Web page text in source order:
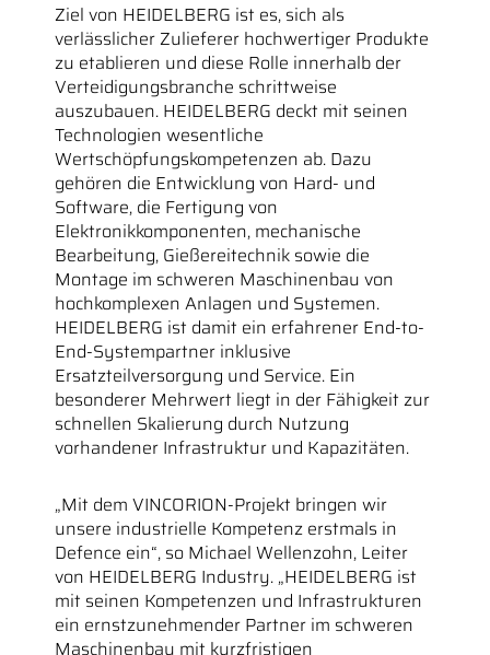
Ziel von HEIDELBERG ist es, sich als
verlässlicher Zulieferer hochwertiger Produkte
zu etablieren und diese Rolle innerhalb der
Verteidigungsbranche schrittweise
auszubauen. HEIDELBERG deckt mit seinen
Technologien wesentliche
Wertschöpfungskompetenzen ab. Dazu
gehören die Entwicklung von Hard- und
Software, die Fertigung von
Elektronikkomponenten, mechanische
Bearbeitung, Gießereitechnik sowie die
Montage im schweren Maschinenbau von
hochkomplexen Anlagen und Systemen.
HEIDELBERG ist damit ein erfahrener End-to-
End-Systempartner inklusive
Ersatzteilversorgung und Service. Ein
besonderer Mehrwert liegt in der Fähigkeit zur
schnellen Skalierung durch Nutzung
vorhandener Infrastruktur und Kapazitäten.
„Mit dem VINCORION-Projekt bringen wir
unsere industrielle Kompetenz erstmals in
Defence ein“, so Michael Wellenzohn, Leiter
von HEIDELBERG Industry. „HEIDELBERG ist
mit seinen Kompetenzen und Infrastrukturen
ein ernstzunehmender Partner im schweren
Maschinenbau mit kurzfristigen